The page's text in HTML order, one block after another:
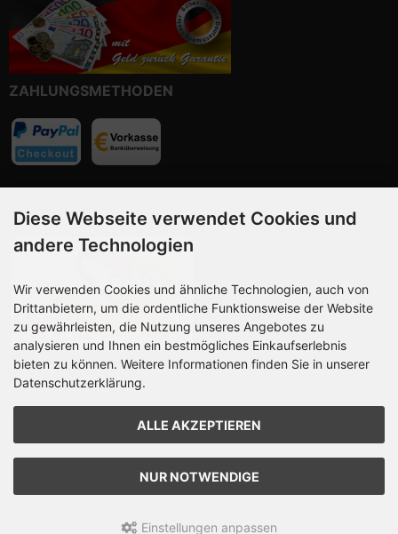
ZAHLUNGSMETHODEN
Wir versenden mit DHL, Deutsche Post
Diese Webseite verwendet Cookies und
andere Technologien
Wir verwenden Cookies und ähnliche Technologien, auch von
Drittanbietern, um die ordentliche Funktionsweise der Website
zu gewährleisten, die Nutzung unseres Angebotes zu
analysieren und Ihnen ein bestmögliches Einkaufserlebnis
bieten zu können. Weitere Informationen finden Sie in unserer
Datenschutzerklärung.
ALLE AKZEPTIEREN
NUR NOTWENDIGE
Einstellungen anpassen